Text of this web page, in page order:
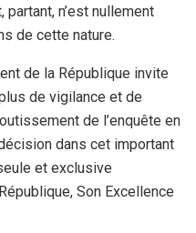
n’est nullement
de cette nature.
de la République invite
de vigilance et de
de l’enquête en
dans cet important
et exclusive
Son Excellence